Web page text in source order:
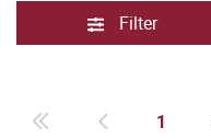
Filter
1